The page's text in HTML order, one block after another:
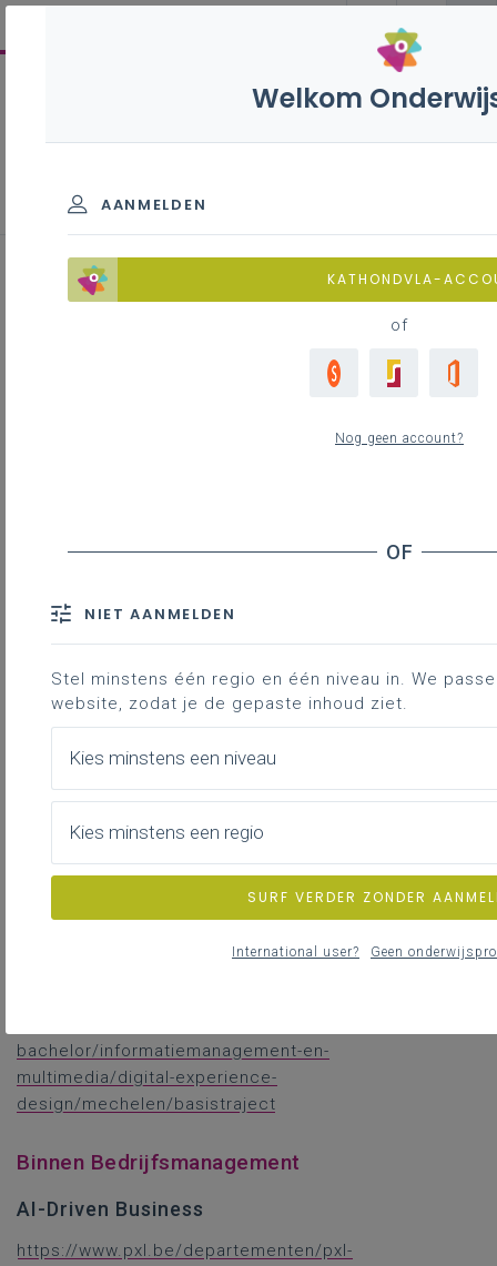
Verder studeren na een
Informaticawetenschappen
studierichting met een accent op
uitgebreid gamma aan studierichtingen in het hoger
niet-limitatieve lijst.
Professionele bachelor
https://www.howest.be/nl/opleidingen/bachelor/digital-
design-and-development
https://schoolofartsgent.be/studeren/opleidingen/
bachelor/informatiemanagement-en-
multimedia/digital-experience-
design/mechelen/basistraject
Binnen Bedrijfsmanagement
AI-Driven Business
https://www.pxl.be/departementen/pxl-
Welkom
AANMELDEN
KATHONDVLA-
of
Nog geen account?
NIET AANMELDEN
Stel minstens één regio en één niveau in. We
website, zodat je de gepaste inhoud ziet.
Kies minstens een niveau
Kies minstens een regio
SURF VERDER ZONDER
International user? Geen